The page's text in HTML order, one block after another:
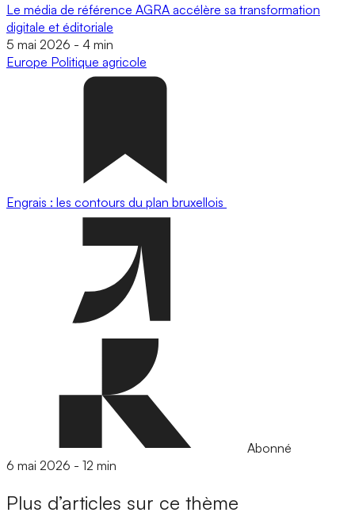
Le média de référence AGRA accélère sa transformation
digitale et éditoriale
5 mai 2026 - 4 min
Europe Politique agricole
Engrais : les contours du plan bruxellois
Abonné
6 mai 2026 - 12 min
Plus d’articles sur ce thème